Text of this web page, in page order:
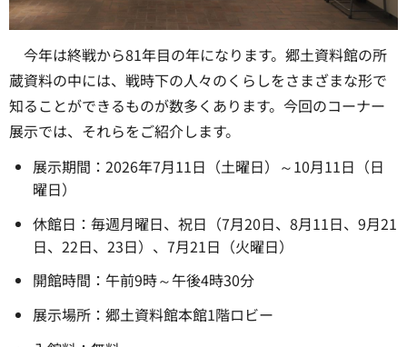
今年は終戦から81年目の年になります。郷土資料館の所
蔵資料の中には、戦時下の人々のくらしをさまざまな形で
知ることができるものが数多くあります。今回のコーナー
展示では、それらをご紹介します。
展示期間：2026年7月11日（土曜日）～10月11日（日
曜日）
休館日：毎週月曜日、祝日（7月20日、8月11日、9月21
日、22日、23日）、7月21日（火曜日）
開館時間：午前9時～午後4時30分
展示場所：郷土資料館本館1階ロビー